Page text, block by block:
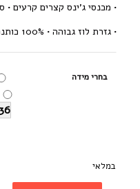
• מכנסי ג’ינס קצרים קרעים •
• גזרת לוז גבוהה • 100% כותנה • צבע – כמו בתמונה
בחרי מידה
במלאי